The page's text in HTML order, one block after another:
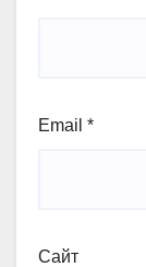
Email *
Сайт